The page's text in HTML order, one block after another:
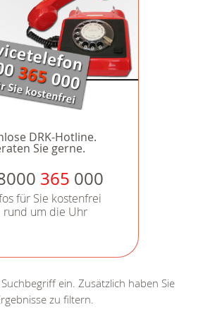
DRK-Hotline.
Sie gerne.
365 000
für Sie kostenfrei
rund um die Uhr
ein. Zusätzlich haben Sie
zu filtern.